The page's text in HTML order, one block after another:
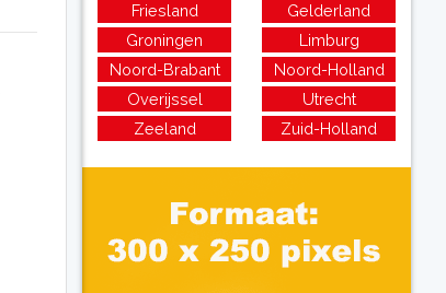
Friesland
Gelderland
Groningen
Limburg
Noord-Brabant
Noord-Holland
Overijssel
Utrecht
Zeeland
Zuid-Holland